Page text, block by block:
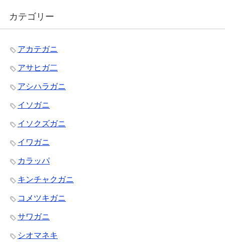
カテゴリー
アカテガニ
アサヒガ二
アシハラガニ
イソガニ
イソクズガニ
イワガニ
カラッパ
キンチャクガニ
コメツキガニ
サワガニ
シオマネキ